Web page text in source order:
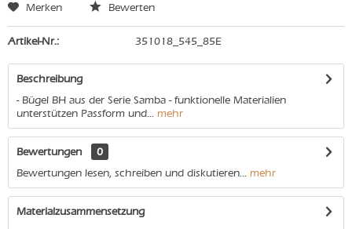
Merken Bewerten
Artikel-Nr.: 351018_545_85E
Beschreibung
- Bügel BH aus der Serie Samba - funktionelle Materialien
unterstützen Passform und... mehr
Bewertungen
0
Bewertungen lesen, schreiben und diskutieren... mehr
Materialzusammensetzung